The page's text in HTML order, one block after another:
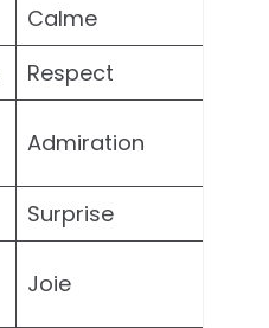
Calme
Respect
Admiration
Surprise
Joie